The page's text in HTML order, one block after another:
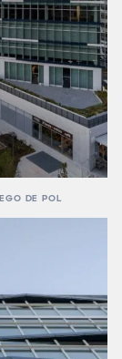
DE POL